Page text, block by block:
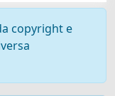
copyright e